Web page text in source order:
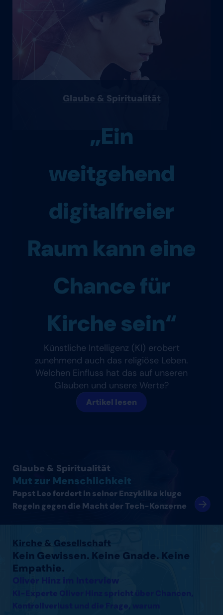
Glaube & Spiritualität
„Ein
weitgehend
digitalfreier
Raum kann eine
Chance für
Kirche sein“
Künstliche Intelligenz (KI) erobert
zunehmend auch das religiöse Leben.
Welchen Einfluss hat das auf unseren
Glauben und unsere Werte?
Artikel lesen
Glaube & Spiritualität
Mut zur Menschlichkeit
Papst Leo fordert in seiner Enzyklika kluge
Regeln gegen die Macht der Tech-Konzerne
Kirche & Gesellschaft
Kein Gewissen. Keine Gnade. Keine
Empathie.
Oliver Hinz im Interview
KI-Experte Oliver Hinz spricht über Chancen,
Kontrollverlust und die Frage, warum